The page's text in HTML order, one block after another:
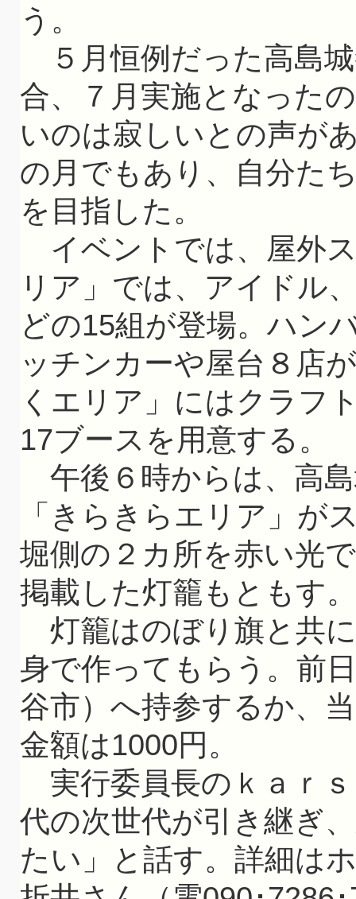
う。
５月恒例だった高島
合、７月実施となった
いのは寂しいとの声が
の月でもあり、自分た
を目指した。
イベントでは、屋外
リア」では、アイドル
どの15組が登場。ハン
ッチンカーや屋台８店
くエリア」にはクラフ
17ブースを用意する。
午後６時からは、高
「きらきらエリア」が
堀側の２カ所を赤い光
掲載した灯籠もともす。
灯籠はのぼり旗と共
身で作ってもらう。前
谷市）へ持参するか、
金額は1000円。
実行委員長のｋａｒ
代の次世代が引き継ぎ
たい」と話す。詳細は